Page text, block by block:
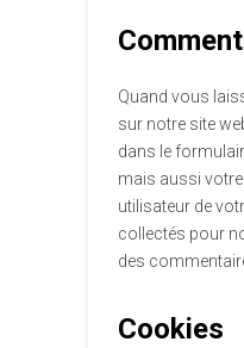
Quand vous
sur notre site
dans le
mais aussi votre
utilisateur de
collectés pour
des
Cookies